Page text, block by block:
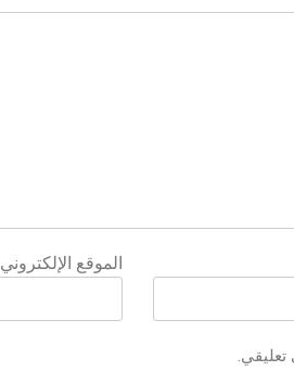
الموقع الإلكتروني